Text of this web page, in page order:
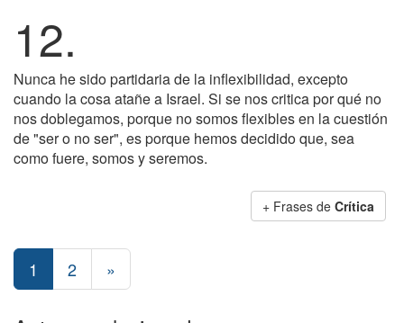
12.
Nunca he sido partidaria de la inflexibilidad, excepto
cuando la cosa atañe a Israel. Si se nos critica por qué no
nos doblegamos, porque no somos flexibles en la cuestión
de "ser o no ser", es porque hemos decidido que, sea
como fuere, somos y seremos.
+ Frases de Crítica
1 2 »